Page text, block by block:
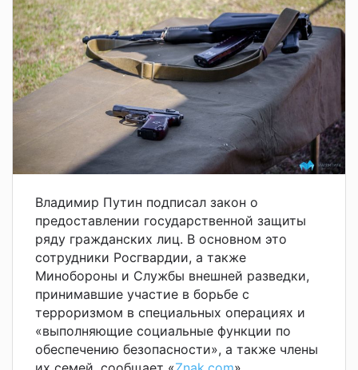
Владимир Путин подписал закон о
предоставлении государственной защиты
ряду гражданских лиц. В основном это
сотрудники Росгвардии, а также
Минобороны и Службы внешней разведки,
принимавшие участие в борьбе с
терроризмом в специальных операциях и
«выполняющие социальные функции по
обеспечению безопасности», а также члены